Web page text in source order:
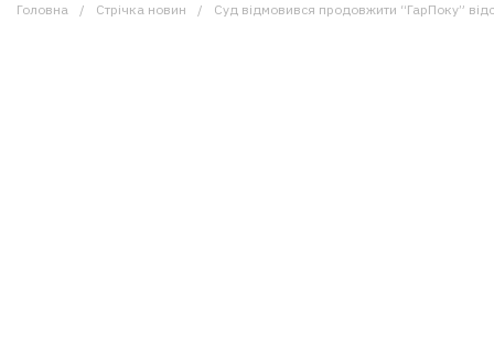
Головна Стрічка новин Суд відмовився продовжити “ГарПоку”